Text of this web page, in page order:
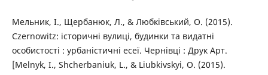
Мельник, І., Щербанюк, Л., & Любківський, О. (2015).
Czernowitz: історичні вулиці, будинки та видатні
особистості : урбаністичні есеї. Чернівці : Друк Арт.
[Melnyk, I., Shcherbaniuk, L., & Liubkivskyi, O. (2015).